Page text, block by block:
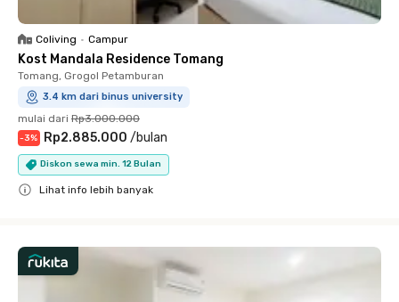
Coliving • Campur
Kost Mandala Residence Tomang
Tomang, Grogol Petamburan
3.4 km dari binus university
mulai dari Rp3.000.000
-3% Rp2.885.000 /bulan
Diskon sewa min. 12 Bulan
Lihat info lebih banyak